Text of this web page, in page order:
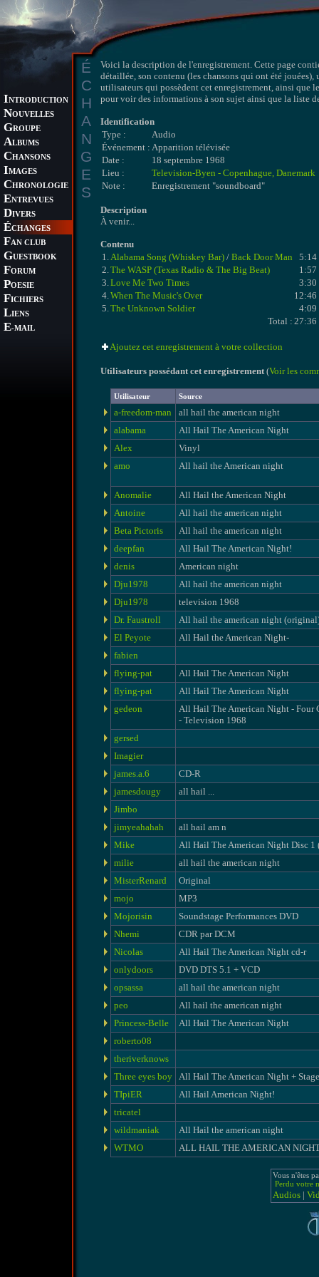
INTRODUCTION
NOUVELLES
GROUPE
ALBUMS
CHANSONS
IMAGES
CHRONOLOGIE
ENTREVUES
DIVERS
ÉCHANGES
FAN CLUB
GUESTBOOK
FORUM
POESIE
FICHIERS
LIENS
E-MAIL
É
C
H
A
N
G
E
S
Voici la description de l'enregistrement. Cette page
détaillée, son contenu (les chansons qui ont été
utilisateurs qui possèdent cet enregistrement, ainsi que
pour voir des informations à son sujet ainsi que la liste
Identification
Type :
Audio
Événement : Apparition télévisée
Date :
18 septembre 1968
Lieu :
Television-Byen - Copenhague, Danemark
Note :
Enregistrement "soundboard"
Description
À venir...
Contenu
1.Alabama Song (Whiskey Bar) / Back Door Man
5:14
2.The WASP (Texas Radio & The Big Beat)
1:57
3.Love Me Two Times
3:30
4.When The Music's Over
12:46
5.The Unknown Soldier
4:09
Total : 27:36
Ajoutez cet enregistrement à votre collection
Utilisateurs possédant cet enregistrement(Voir les
Utilisateur Source
a-freedom-man
all hail the american night
alabama
All Hail The American Night
Alex
Vinyl
amo
All hail the American night
Anomalie
All Hail the American Night
Antoine
All hail the american night
Beta Pictoris
All hail the american night
deepfan
All Hail The American Night!
denis
American night
Dju1978
All hail the american night
Dju1978
television 1968
Dr. Faustroll
All hail the american night
El Peyote
All Hail the American Night-
fabien
flying-pat
All Hail The American Night
flying-pat
All Hail The American Night
gedeon
All Hail The American Night - Four
- Television 1968
gersed
Imagier
james.a.6
CD-R
jamesdougy
all hail ...
Jimbo
jimyeahahah
all hail am n
Mike
All Hail The American Night Disc 1
milie
all hail the american night
MisterRenard
Original
mojo
MP3
Mojorisin
Soundstage Performances DVD
Nhemi
CDR par DCM
Nicolas
All Hail The American Night cd-r
onlydoors
DVD DTS 5.1 + VCD
opsassa
all hail the american night
peo
All hail the american night
Princess-Belle
All Hail The American Night
roberto08
theriverknows
Three eyes boy All Hail The American Night +
TIpiER
All Hail American Night!
tricatel
wildmaniak
All Hail the american night
WTMO
ALL HAIL THE AMERICAN
Vous n'êtes
Perdu votre
Audios|